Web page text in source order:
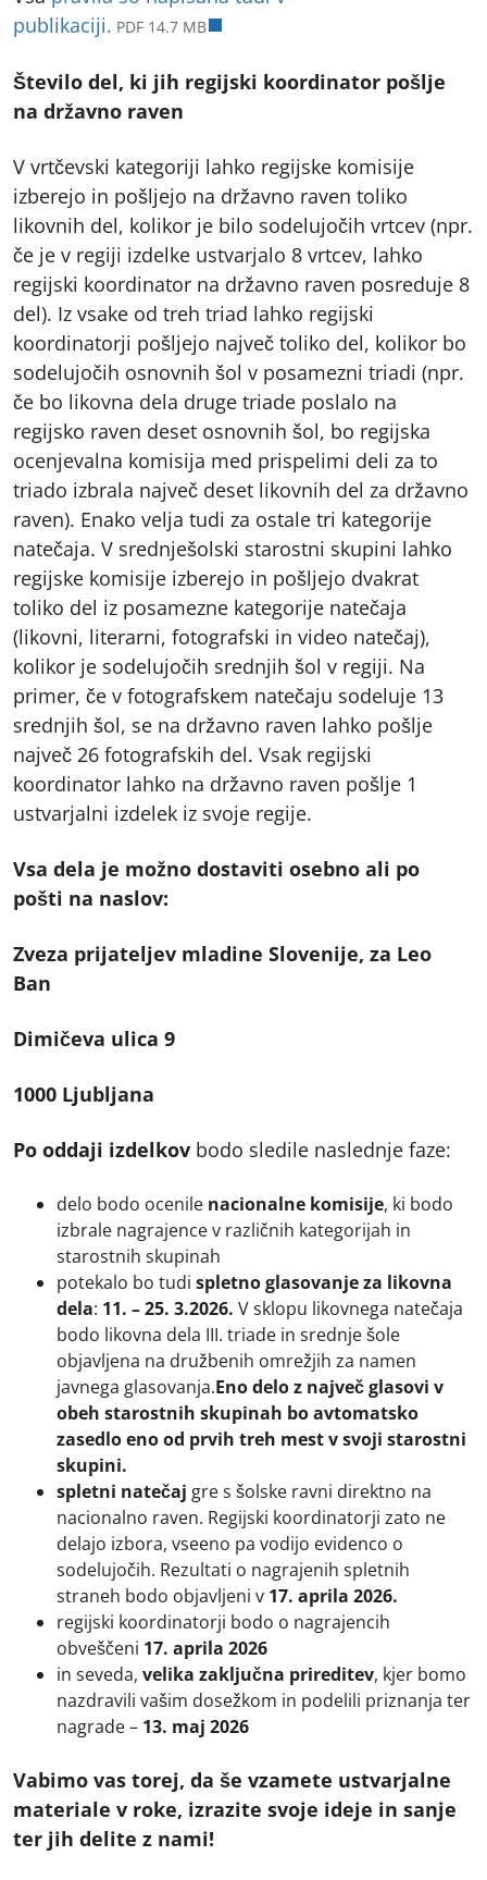
publikaciji. PDF 14.7 MB odpre v novem zavihku
Število del, ki jih regijski koordinator pošlje
na državno raven
V vrtčevski kategoriji lahko regijske komisije
izberejo in pošljejo na državno raven toliko
likovnih del, kolikor je bilo sodelujočih vrtcev (npr.
če je v regiji izdelke ustvarjalo 8 vrtcev, lahko
regijski koordinator na državno raven posreduje 8
del). Iz vsake od treh triad lahko regijski
koordinatorji pošljejo največ toliko del, kolikor bo
sodelujočih osnovnih šol v posamezni triadi (npr.
če bo likovna dela druge triade poslalo na
regijsko raven deset osnovnih šol, bo regijska
ocenjevalna komisija med prispelimi deli za to
triado izbrala največ deset likovnih del za državno
raven). Enako velja tudi za ostale tri kategorije
natečaja. V srednješolski starostni skupini lahko
regijske komisije izberejo in pošljejo dvakrat
toliko del iz posamezne kategorije natečaja
(likovni, literarni, fotografski in video natečaj),
kolikor je sodelujočih srednjih šol v regiji. Na
primer, če v fotografskem natečaju sodeluje 13
srednjih šol, se na državno raven lahko pošlje
največ 26 fotografskih del. Vsak regijski
koordinator lahko na državno raven pošlje 1
ustvarjalni izdelek iz svoje regije.
Vsa dela je možno dostaviti osebno ali po
pošti na naslov:
Zveza prijateljev mladine Slovenije, za Leo
Ban
Dimičeva ulica 9
1000 Ljubljana
Po oddaji izdelkov bodo sledile naslednje faze:
delo bodo ocenile nacionalne komisije, ki bodo
izbrale nagrajence v različnih kategorijah in
starostnih skupinah
potekalo bo tudi spletno glasovanje za likovna
dela: 11. – 25. 3.2026. V sklopu likovnega natečaja
bodo likovna dela III. triade in srednje šole
objavljena na družbenih omrežjih za namen
javnega glasovanja.Eno delo z največ glasovi v
obeh starostnih skupinah bo avtomatsko
zasedlo eno od prvih treh mest v svoji starostni
skupini.
spletni natečaj gre s šolske ravni direktno na
nacionalno raven. Regijski koordinatorji zato ne
delajo izbora, vseeno pa vodijo evidenco o
sodelujočih. Rezultati o nagrajenih spletnih
straneh bodo objavljeni v 17. aprila 2026.
regijski koordinatorji bodo o nagrajencih
obveščeni 17. aprila 2026
in seveda, velika zaključna prireditev, kjer bomo
nazdravili vašim dosežkom in podelili priznanja ter
nagrade – 13. maj 2026
Vabimo vas torej, da še vzamete ustvarjalne
materiale v roke, izrazite svoje ideje in sanje
ter jih delite z nami!